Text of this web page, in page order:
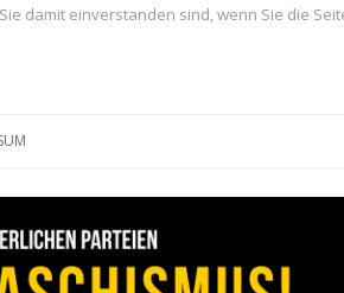
damit einverstanden sind, wenn Sie die